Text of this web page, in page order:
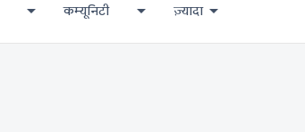
कम्यूनिटी ज़्यादा